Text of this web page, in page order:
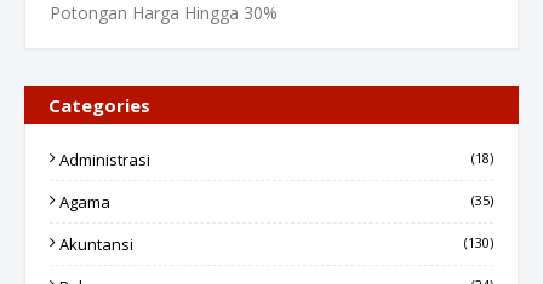
Potongan Harga Hingga 30%
Categories
Administrasi (18)
Agama (35)
Akuntansi (130)